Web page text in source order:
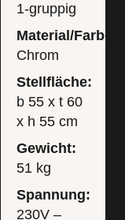
1-gruppig
Material/Farbe:
Chrom
Stellfläche:
b 55 x t 60
x h 55 cm
Gewicht:
51 kg
Spannung:
230V –